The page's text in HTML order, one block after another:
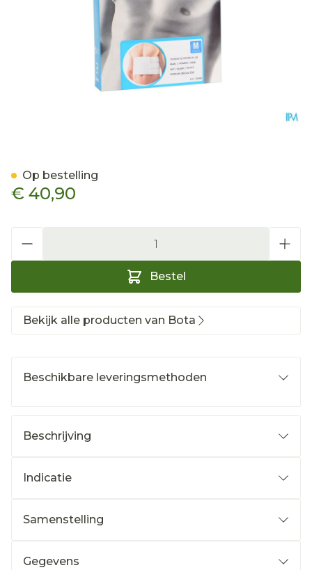
€ 40,90
Bestel
Op bestelling
Bekijk alle producten van Bota
Beschikbare leveringsmethoden
Beschrijving
Indicatie
Samenstelling
Gegevens